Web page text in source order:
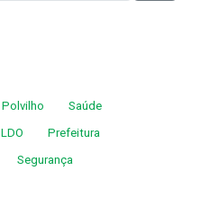
Polvilho Saúde
LDO Prefeitura
Segurança